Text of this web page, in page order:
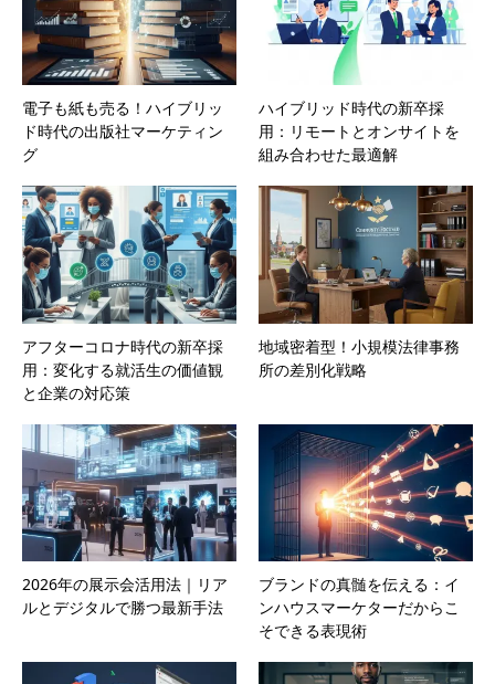
電子も紙も売る！ハイブリッ
ド時代の出版社マーケティン
グ
ハイブリッド時代の新卒採
用：リモートとオンサイトを
組み合わせた最適解
アフターコロナ時代の新卒採
用：変化する就活生の価値観
と企業の対応策
地域密着型！小規模法律事務
所の差別化戦略
2026年の展示会活用法｜リア
ルとデジタルで勝つ最新手法
ブランドの真髄を伝える：イ
ンハウスマーケターだからこ
そできる表現術